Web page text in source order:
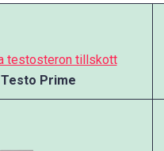
Testo Prime